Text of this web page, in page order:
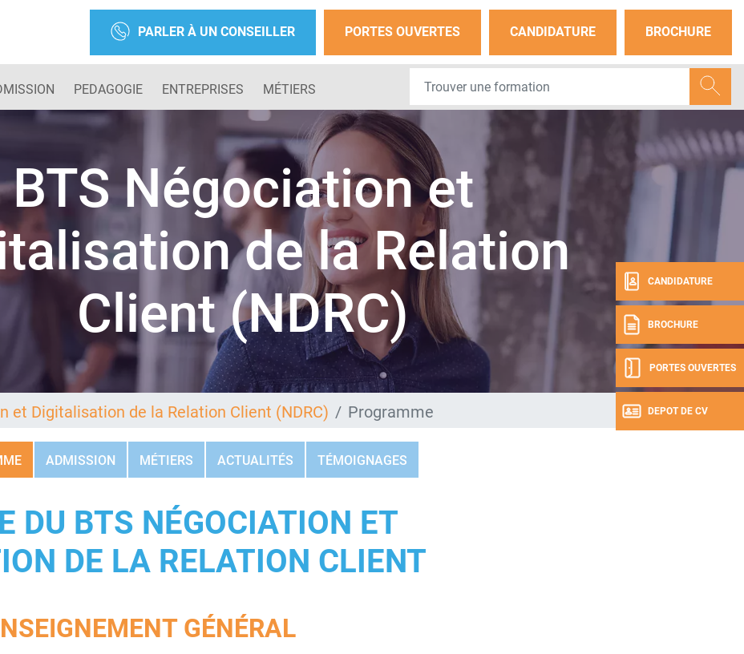
PARLER À UN CONSEILLER PORTES OUVERTES CANDIDATURE BROCHURE
PEDAGOGIE ENTREPRISES MÉTIERS
CANDIDATURE
BROCHURE
PORTES OUVERTES
DEPOT DE CV
BTS Négociation et
de la Relation
Client (NDRC)
et Digitalisation de la Relation Client (NDRC) Programme
ADMISSION MÉTIERS ACTUALITÉS TÉMOIGNAGES
DU BTS NÉGOCIATION ET
DE LA RELATION CLIENT
GÉNÉRAL